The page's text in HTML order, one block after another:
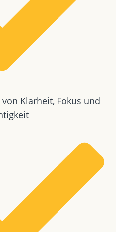
Klarheit, Fokus und